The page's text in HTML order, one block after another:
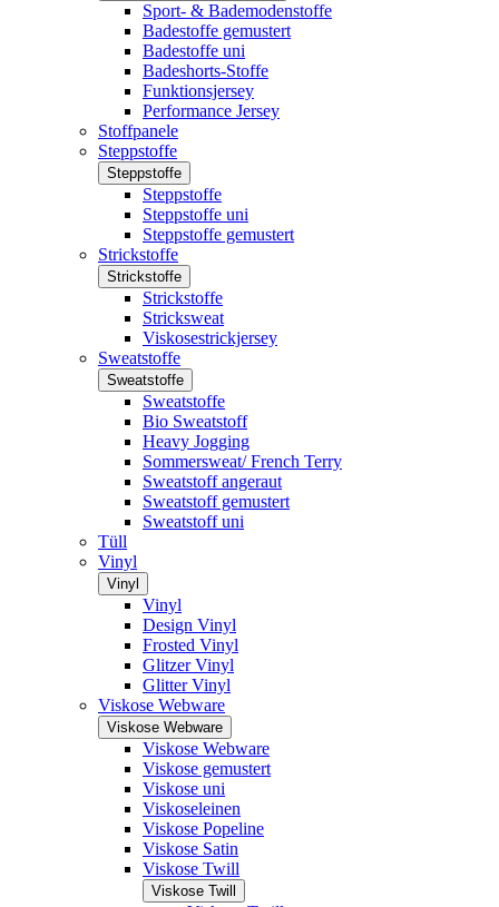
Sport- & Bademodenstoffe
Badestoffe gemustert
Badestoffe uni
Badeshorts-Stoffe
Funktionsjersey
Performance Jersey
Stoffpanele
Steppstoffe
Steppstoffe
Steppstoffe
Steppstoffe uni
Steppstoffe gemustert
Strickstoffe
Strickstoffe
Strickstoffe
Stricksweat
Viskosestrickjersey
Sweatstoffe
Sweatstoffe
Sweatstoffe
Bio Sweatstoff
Heavy Jogging
Sommersweat/ French Terry
Sweatstoff angeraut
Sweatstoff gemustert
Sweatstoff uni
Tüll
Vinyl
Vinyl
Vinyl
Design Vinyl
Frosted Vinyl
Glitzer Vinyl
Glitter Vinyl
Viskose Webware
Viskose Webware
Viskose Webware
Viskose gemustert
Viskose uni
Viskoseleinen
Viskose Popeline
Viskose Satin
Viskose Twill
Viskose Twill